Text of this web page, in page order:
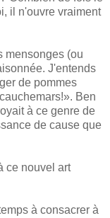
il n'ouvre vraiment
mensonges (ou
J'entends
de pommes
Ben
à ce genre de
de cause que
ce nouvel art
à consacrer à